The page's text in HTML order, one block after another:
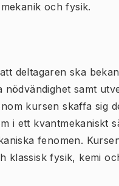
och fysik.
deltagaren ska
samt
kursen skaffa sig
i ett kvantmekaniskt
fenomen.
klassisk fysik, kemi